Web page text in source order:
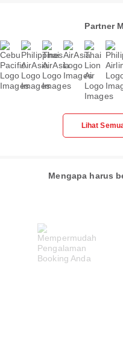
Partner
Lihat
Mengapa harus